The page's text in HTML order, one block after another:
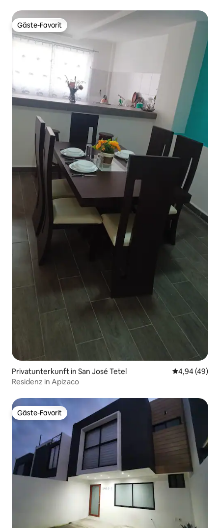
Gäste-Favorit
Gäste-Favorit
Privatunterkunft in San José Tetel
4,94 (49)
Residenz in Apizaco
Gäste-Favorit
Gäste-Favorit